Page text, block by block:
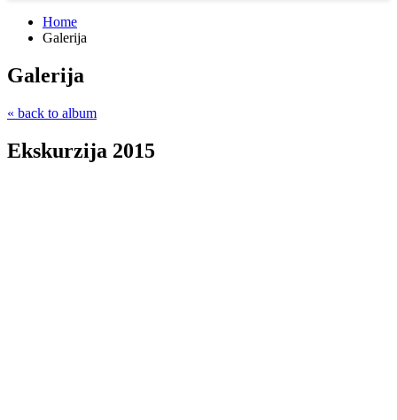
Home
Galerija
Galerija
« back to album
Ekskurzija 2015